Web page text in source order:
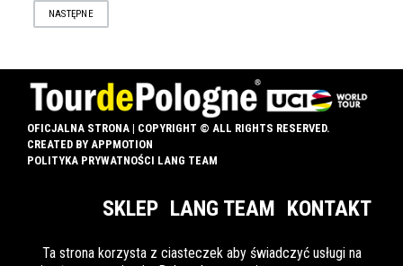
NASTĘPNE
OFICJALNA STRONA | COPYRIGHT © ALL RIGHTS RESERVED.
CREATED BY APPMOTION
POLITYKA PRYWATNOŚCI LANG TEAM
SKLEP LANG TEAM KONTAKT
Ta strona korzysta z ciasteczek aby świadczyć usługi na